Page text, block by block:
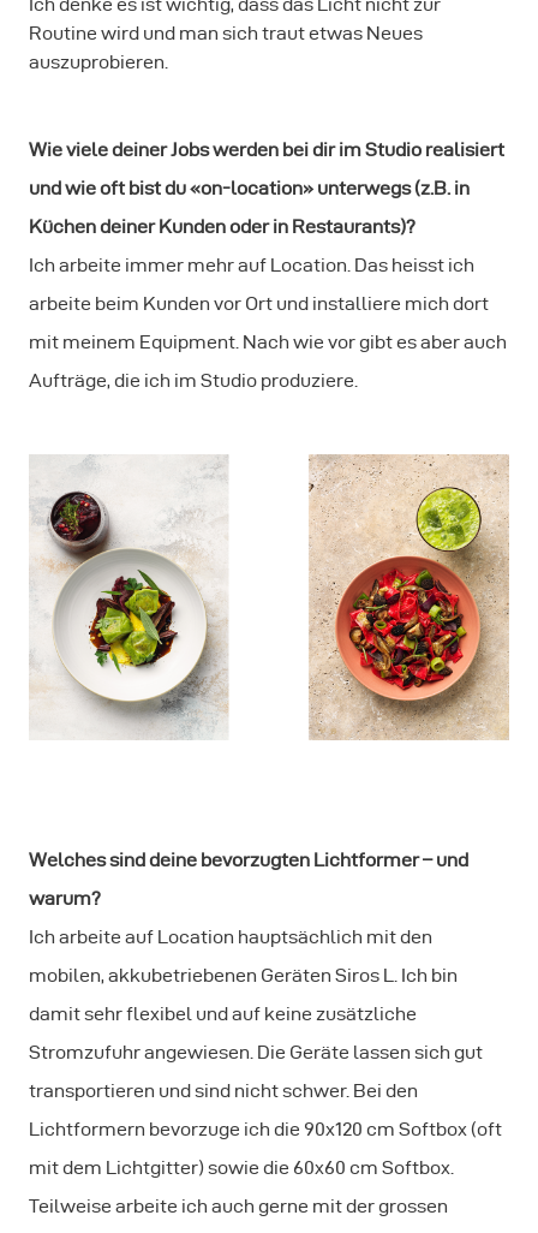
Ich denke es ist wichtig, dass das Licht nicht zur
Routine wird und man sich traut etwas Neues
auszuprobieren.
Wie viele deiner Jobs werden bei dir im Studio realisiert
und wie oft bist du «on-location» unterwegs (z.B. in
Küchen deiner Kunden oder in Restaurants)?
Ich arbeite immer mehr auf Location. Das heisst ich
arbeite beim Kunden vor Ort und installiere mich dort
mit meinem Equipment. Nach wie vor gibt es aber auch
Aufträge, die ich im Studio produziere.
Welches sind deine bevorzugten Lichtformer – und
warum?
Ich arbeite auf Location hauptsächlich mit den
mobilen, akkubetriebenen Geräten Siros L. Ich bin
damit sehr flexibel und auf keine zusätzliche
Stromzufuhr angewiesen. Die Geräte lassen sich gut
transportieren und sind nicht schwer. Bei den
Lichtformern bevorzuge ich die 90x120 cm Softbox (oft
mit dem Lichtgitter) sowie die 60x60 cm Softbox.
Teilweise arbeite ich auch gerne mit der grossen